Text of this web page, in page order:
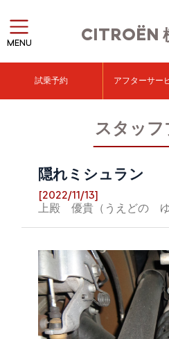
CITROËN
MENU
試乗予約 アフターサー
スタッフ
隠れミシュラン
[2022/11/13]
上殿 優貴（うえどの ゆ